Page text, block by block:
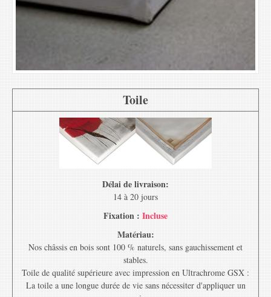
Toile
Délai de livraison:
14 à 20 jours
Fixation : Incluse
Matériau:
Nos châssis en bois sont 100 % naturels, sans gauchissement et
stables.
Toile de qualité supérieure avec impression en Ultrachrome GSX :
La toile a une longue durée de vie sans nécessiter d'appliquer un